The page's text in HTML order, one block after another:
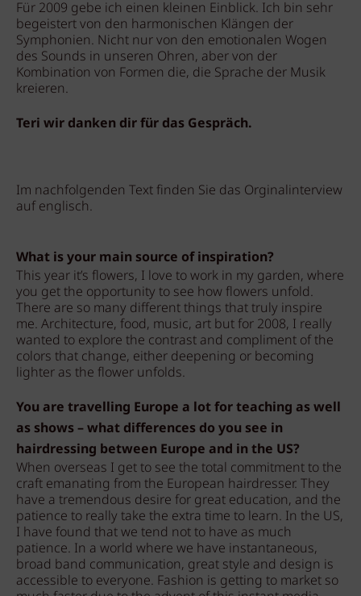
Für 2009 gebe ich einen kleinen Einblick. Ich bin sehr
begeistert von den harmonischen Klängen der
Symphonien. Nicht nur von den emotionalen Wogen
des Sounds in unseren Ohren, aber von der
Kombination von Formen die, die Sprache der Musik
kreieren.
Teri wir danken dir für das Gespräch.
Im nachfolgenden Text finden Sie das Orginalinterview
auf englisch.
What is your main source of inspiration?
This year it’s flowers, I love to work in my garden, where
you get the opportunity to see how flowers unfold.
There are so many different things that truly inspire
me. Architecture, food, music, art but for 2008, I really
wanted to explore the contrast and compliment of the
colors that change, either deepening or becoming
lighter as the flower unfolds.
You are travelling Europe a lot for teaching as well
as shows – what differences do you see in
hairdressing between Europe and in the US?
When overseas I get to see the total commitment to the
craft emanating from the European hairdresser. They
have a tremendous desire for great education, and the
patience to really take the extra time to learn. In the US,
I have found that we tend not to have as much
patience. In a world where we have instantaneous,
broad band communication, great style and design is
accessible to everyone. Fashion is getting to market so